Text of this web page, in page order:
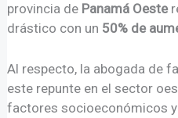
provincia de Panamá Oeste
drástico con un 50% de
Al respecto, la abogada de
este repunte en el sector
factores socioeconómicos